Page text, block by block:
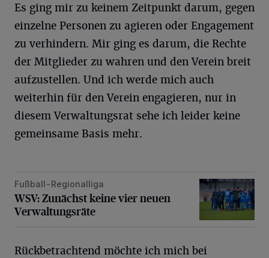
Es ging mir zu keinem Zeitpunkt darum, gegen
einzelne Personen zu agieren oder Engagement
zu verhindern. Mir ging es darum, die Rechte
der Mitglieder zu wahren und den Verein breit
aufzustellen. Und ich werde mich auch
weiterhin für den Verein engagieren, nur in
diesem Verwaltungsrat sehe ich leider keine
gemeinsame Basis mehr.
WSV: Zunächst keine vier neuen Verwaltungsräte
Fußball-Regionalliga
WSV: Zunächst keine vier neuen
Verwaltungsräte
Rückbetrachtend möchte ich mich bei